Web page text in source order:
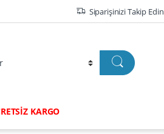
Siparişinizi Takip Edin
KARGO